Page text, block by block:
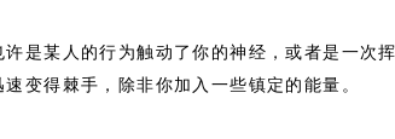
许是某人的行为触动了你的神经，或者是一次
速变得棘手，除非你加入一些镇定的能量。